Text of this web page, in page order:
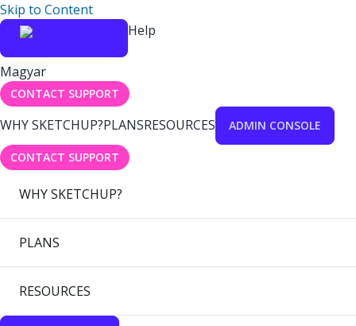
Skip to Content
Help
Magyar
CONTACT SUPPORT
WHY SKETCHUP?PLANSRESOURCES ADMIN CONSOLE
CONTACT SUPPORT
WHY SKETCHUP?
PLANS
RESOURCES